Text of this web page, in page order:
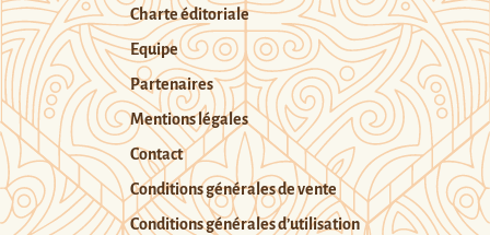
Charte éditoriale
Equipe
Partenaires
Mentions légales
Contact
Conditions générales de vente
Conditions générales d’utilisation